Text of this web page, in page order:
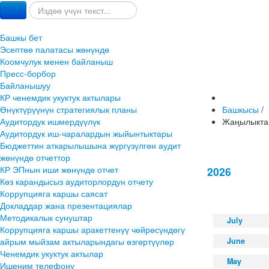
Башкы бет
Эсептөө палатасы жөнүндө
Коомчулук менен байланыш
Пресс-борбор
Байланышуу
КР ченемдик укуктук актылары
Өнүктүрүүнүн стратегиялык планы
Аудитордук ишмердүүлүк
Аудитордук иш-чаралардын жыйынтыктары
Бюджеттин аткарылышына жүргүзүлгөн аудит
жөнүндө отчеттор
КР ЭПнын иши жөнүндө отчет
Көз карандысыз аудиторлордун отчету
Коррупцияга каршы саясат
Докладдар жана презентациялар
Методикалык сунуштар
Коррупцияга каршы аракеттенүү чөйрөсүндөгү
айрым мыйзам актыларындагы өзгөртүүлөр
Ченемдик укуктук актылар
Ишеним телефону
Башкысы /
2026
July
June
May